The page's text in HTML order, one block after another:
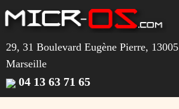
au
contenu
29, 31 Boulevard Eugène Pierre, 13005
Marseille
04 13 63 71 65